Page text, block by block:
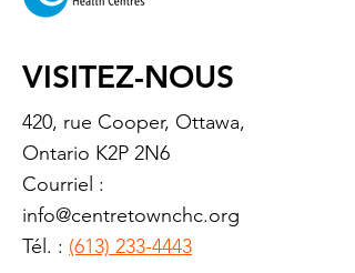
VISITEZ-NOUS
420, rue Cooper, Ottawa,
Ontario K2P 2N6
Courriel :
info@centretownchc.org
Tél. : (613) 233-4443